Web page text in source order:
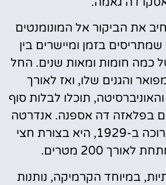
את הביקור אל המונומנטים
בזמן ומיישרים בין
כמה חומות ומאות שנים. החל
והגנים שלו, ואז לאורך
תוכלו לבלות סוף
בפלאזה דה אספנה. אנדרטה
זו, שתוכננה לתערוכה ב-1929, היא בצורת חצי
200 מטרים.
במיוחד הקרמיקה, נותנות